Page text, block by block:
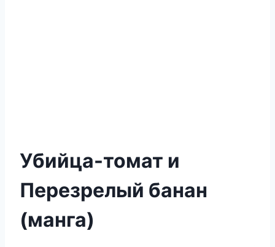
Убийца-томат и
Перезрелый банан
(манга)